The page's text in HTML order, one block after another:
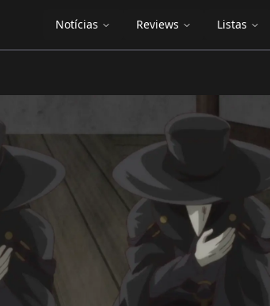
Notícias Reviews Listas